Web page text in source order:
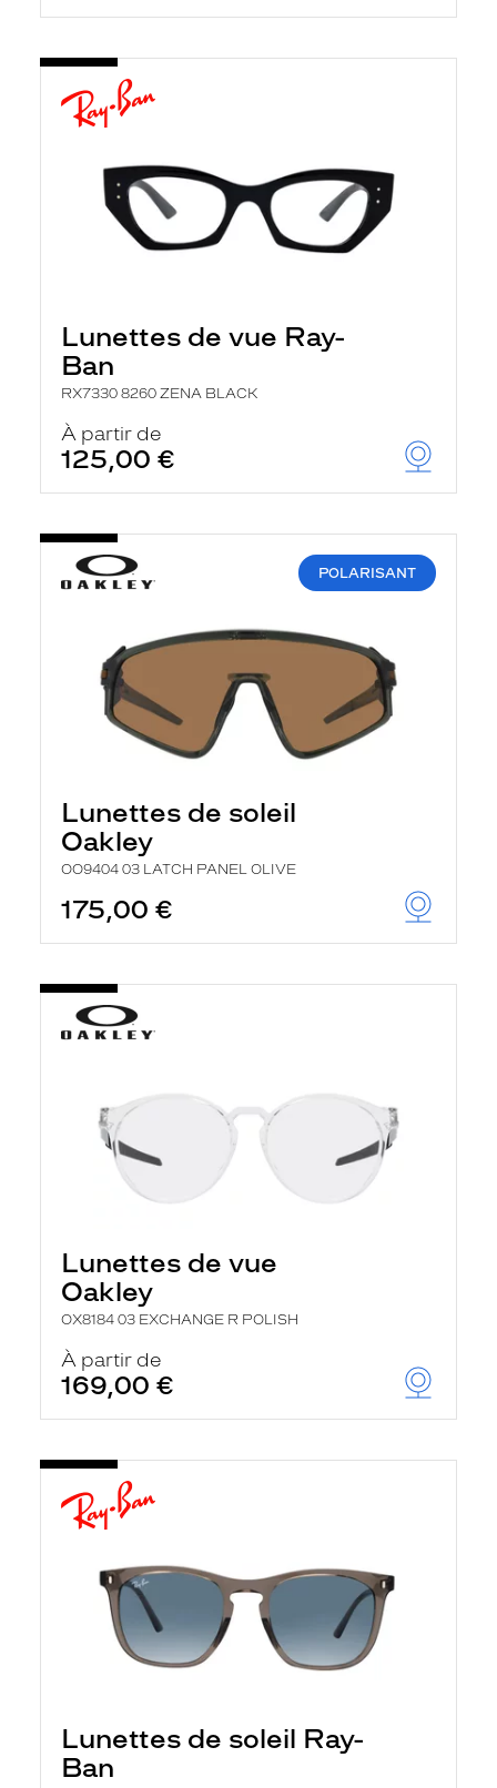
Lunettes de vue Ray-
Ban
RX7330 8260 ZENA BLACK
À partir de
125,00 €
POLARISANT
Lunettes de soleil
Oakley
OO9404 03 LATCH PANEL OLIVE
175,00 €
Lunettes de vue
Oakley
OX8184 03 EXCHANGE R POLISH
À partir de
169,00 €
Lunettes de soleil Ray-
Ban